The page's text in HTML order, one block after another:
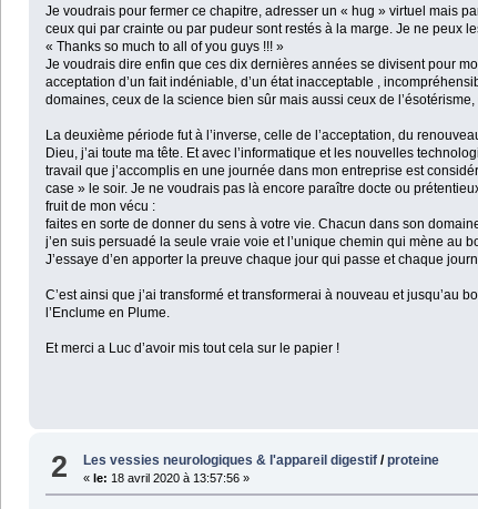
Je voudrais pour fermer ce chapitre, adresser un « hug » virtuel mais
ceux qui par crainte ou par pudeur sont restés à la marge. Je ne peux
« Thanks so much to all of you guys !!! »
Je voudrais dire enfin que ces dix dernières années se divisent pour
acceptation d’un fait indéniable, d’un état inacceptable ,
domaines, ceux de la science bien sûr mais aussi ceux de
La deuxième période fut à l’inverse, celle de l’acceptation, du
Dieu, j’ai toute ma tête. Et avec l’informatique et les nouvelles
travail que j’accomplis en une journée dans mon entreprise est
case » le soir. Je ne voudrais pas là encore paraître docte ou
fruit de mon vécu :
faites en sorte de donner du sens à votre vie. Chacun dans son
j’en suis persuadé la seule vraie voie et l’unique chemin qui mène au
J’essaye d’en apporter la preuve chaque jour qui passe et chaque
C’est ainsi que j’ai transformé et transformerai à nouveau et
l’Enclume en Plume.
Et merci a Luc d’avoir mis tout cela sur le papier !
2 Les vessies neurologiques & l'appareil digestif /proteine
« le: 18 avril 2020 à 13:57:56 »